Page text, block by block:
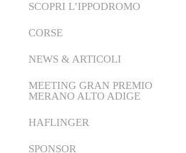
SCOPRI L’IPPODROMO
Chi Siamo
La Struttura
Conoscere l’Ippica
CORSE
Calendario
Partenti Online
NEWS & ARTICOLI
Comunicati Stampa
MEETING GRAN PREMIO
MERANO ALTO ADIGE
Meeting Gran Premio Merano
Alto Adige 2026
HAFLINGER
SPONSOR